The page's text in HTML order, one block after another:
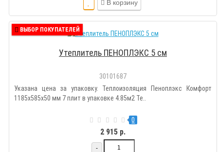
В корзину
ВЫБОР ПОКУПАТЕЛЕЙ
Утеплитель ПЕНОПЛЭКС 5 см
30101687
Указана цена за упаковку. Теплоизоляция Пеноплэкс Комфорт
1185х585х50 мм 7 плит в упаковке 4.85м2 Те..
0
2 915 р.
-